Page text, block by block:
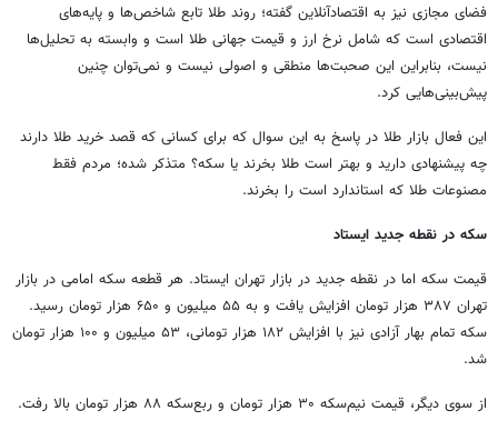
فضای مجازی نیز به اقتصادآنلاین گفته؛ روند طلا تابع شاخص‌ها و پایه‌های
اقتصادی است که شامل نرخ ارز و قیمت جهانی طلا است و وابسته به تحلیل‌ها
نیست، بنابراین این صحبت‌ها منطقی و اصولی نیست و نمی‌توان چنین
پیش‌بینی‌هایی کرد.
این فعال بازار طلا در پاسخ به این سوال که برای کسانی که قصد خرید طلا دارند
چه پیشنهادی دارید و بهتر است طلا بخرند یا سکه؟ متذکر شده؛ مردم فقط
مصنوعات طلا که استاندارد است را بخرند.
سکه در نقطه جدید ایستاد
قیمت سکه اما در نقطه جدید در بازار تهران ایستاد. هر قطعه سکه امامی در بازار
تهران ۳۸۷ هزار تومان افزایش یافت و به ۵۵ میلیون و ۶۵۰ هزار تومان رسید.
سکه تمام بهار آزادی نیز با افزایش ۱۸۲ هزار تومانی، ۵۳ میلیون و ۱۰۰ هزار تومان
شد.
از سوی دیگر، قیمت نیم‌سکه ۳۰ هزار تومان و ربع‌سکه ۸۸ هزار تومان بالا رفت.